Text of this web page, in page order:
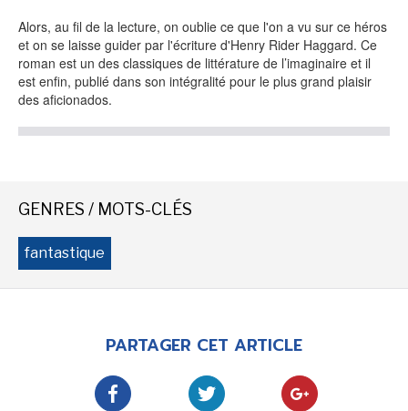
Alors, au fil de la lecture, on oublie ce que l'on a vu sur ce héros
et on se laisse guider par l'écriture d'Henry Rider Haggard. Ce
roman est un des classiques de littérature de l’imaginaire et il
est enfin, publié dans son intégralité pour le plus grand plaisir
des aficionados.
GENRES / MOTS-CLÉS
fantastique
PARTAGER CET ARTICLE